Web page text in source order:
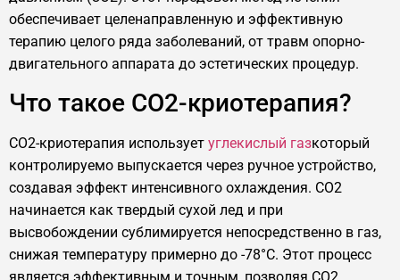
обеспечивает целенаправленную и эффективную
терапию целого ряда заболеваний, от травм опорно-
двигательного аппарата до эстетических процедур.
Что такое CO2-криотерапия?
CO2-криотерапия использует углекислый газкоторый
контролируемо выпускается через ручное устройство,
создавая эффект интенсивного охлаждения. СО2
начинается как твердый сухой лед и при
высвобождении сублимируется непосредственно в газ,
снижая температуру примерно до -78°C. Этот процесс
является эффективным и точным, позволяя CO2